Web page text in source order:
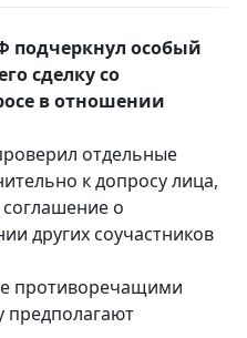
подчеркнул особый
сделку со
в отношении
отдельные
к допросу лица,
о
других соучастников
противоречащими
предполагают